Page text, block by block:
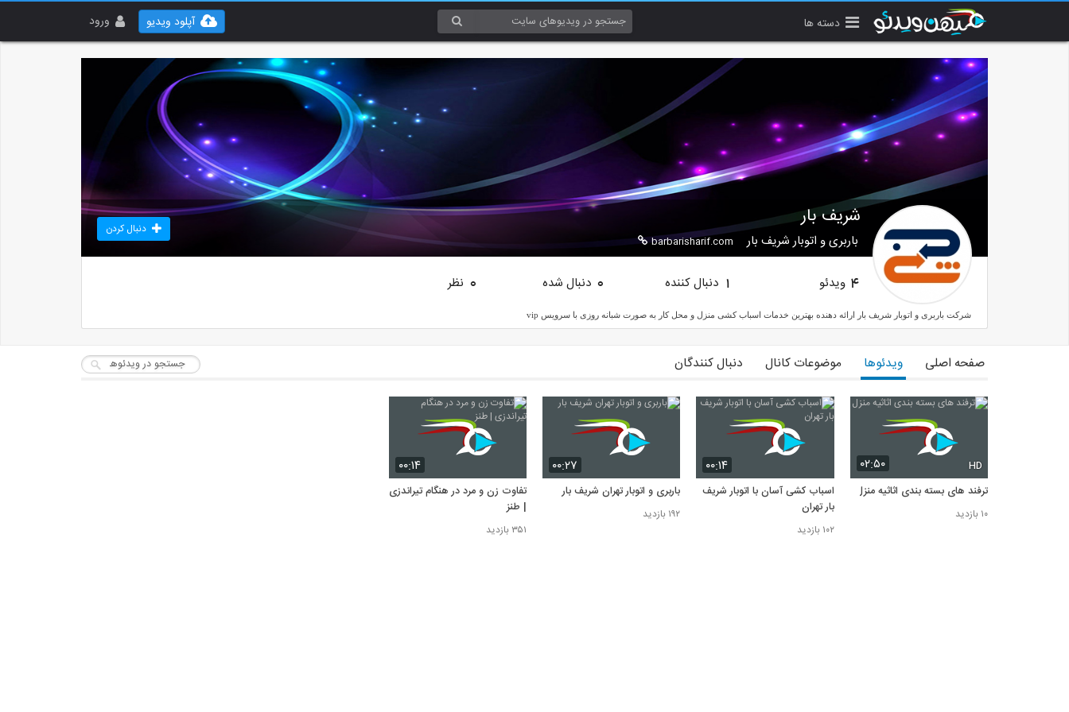
دسته ها ورود آپلود ویدیو
شریف بار
باربری و اتوبار شریف بار barbarisharif.com
دنبال کردن
4 ویدئو 1 دنبال کننده 0 دنبال شده 0 نظر
شرکت باربری و اتوبار شریف بار ارائه دهنده بهترین خدمات اسباب کشی منزل و محل کار به صورت شبانه روزی با سرویس vip
صفحه اصلی ویدئوها موضوعات کانال دنبال کنندگان
۰۲:۵۰ HD
ترفند های بسته بندی اثاثیه منزل
۱۰ بازدید
۰۰:۱۴
اسباب کشی آسان با اتوبار شریف
بار تهران
۱۰۲ بازدید
۰۰:۲۷
باربری و اتوبار تهران شریف بار
۱۹۲ بازدید
۰۰:۱۴
تفاوت زن و مرد در هنگام تیراندزی
| طنز
۳۵۱ بازدید